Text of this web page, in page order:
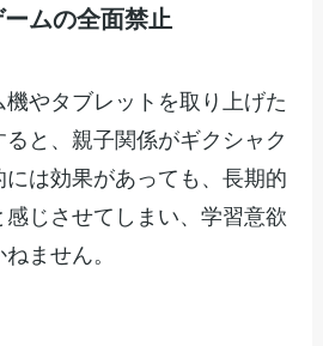
ムの全面禁止
やタブレットを取り上げた
ると、親子関係がギクシャク
は効果があっても、長期的
じさせてしまい、学習意欲
ません。